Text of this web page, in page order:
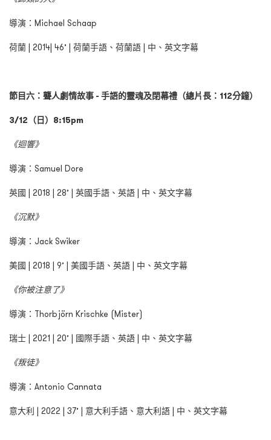
導演：Michael Schaap
荷蘭 | 2014| 46’ | 荷蘭手語、荷蘭語 | 中、英文字幕
節目六：聾人劇情故事 - 手語的靈魂及閉幕禮（總片長：112分鐘）
3/12（日）8:15pm
《迴響》
導演：Samuel Dore
英國 | 2018 | 28’ | 英國手語、英語 | 中、英文字幕
《沉默》
導演：Jack Swiker
美國 | 2018 | 9’ | 美國手語、英語 | 中、英文字幕
《你被注意了》
導演：Thorbjörn Krischke (Mister)
瑞士 | 2021 | 20’ | 國際手語、英語 | 中、英文字幕
《叛徒》
導演：Antonio Cannata
意大利 | 2022 | 37’ | 意大利手語、意大利語 | 中、英文字幕